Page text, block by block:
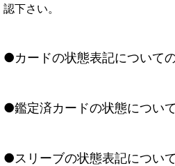
認下さい。
●カードの状態表記について
●鑑定済カードの状態につい
●スリーブの状態表記につい